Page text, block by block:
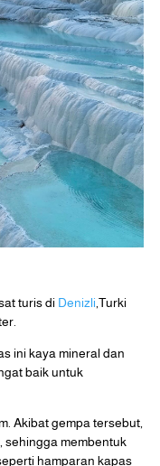
turis di Denizli ,Turki
ini kaya mineral dan
baik untuk
Akibat gempa tersebut,
sehingga membentuk
hamparan kapas